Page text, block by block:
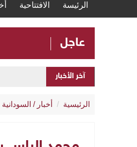
الرئيسة الافتتاحية
عاجل
آخر الأخبار
الرئيسية أخبار / السودانية